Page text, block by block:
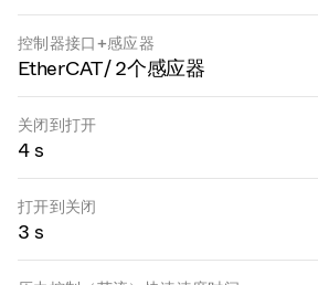
控制器接口+感应器
EtherCAT / 2个感应器
关闭到打开
4 s
打开到关闭
3 s